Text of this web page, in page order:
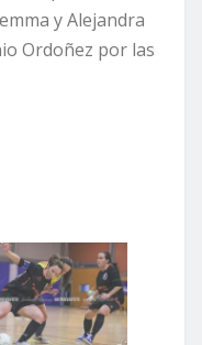
y Alejandra
Ordoñez por las